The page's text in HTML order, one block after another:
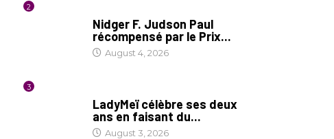
2
Nidger F. Judson Paul
récompensé par le Prix...
August 4, 2026
3
LadyMeï célèbre ses deux
ans en faisant du...
August 3, 2026